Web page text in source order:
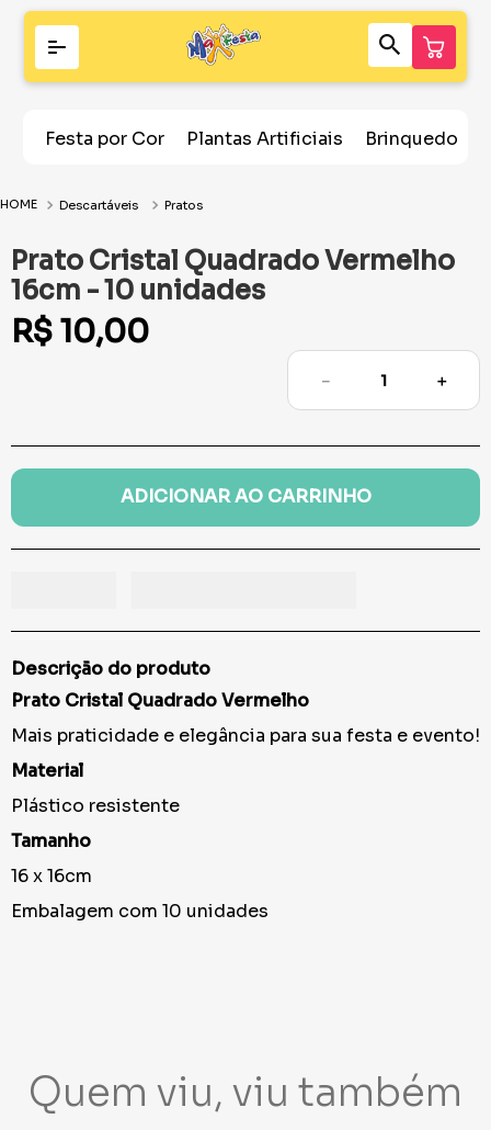
Festa por Cor Plantas Artificiais Brinquedos
Descartáveis Pratos
Prato Cristal Quadrado Vermelho
16cm - 10 unidades
R$ 10,00
＋
－
ADICIONAR AO CARRINHO
Descrição do produto
Prato Cristal Quadrado Vermelho
Mais praticidade e elegância para sua festa e evento!
Material
Plástico resistente
Tamanho
16 x 16cm
Embalagem com 10 unidades
Quem viu, viu também